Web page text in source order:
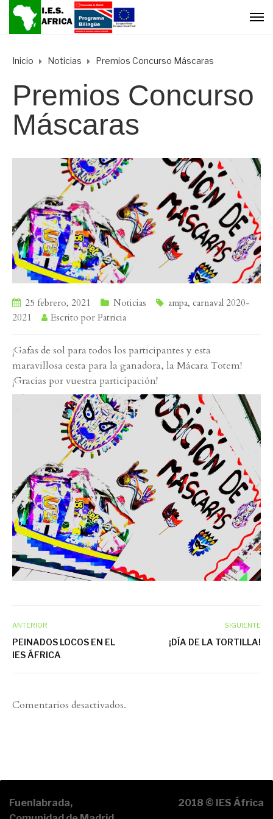
Inicio Noticias Premios Concurso Máscaras
Premios Concurso
Máscaras
25 febrero, 2021 Noticias ampa, carnaval 2020-
2021
Escrito por Patricia
¡Gafas de sol para todos los participantes y esta
maravillosa cesta para la ganadora, la Mácara Totem!
¡Gracias por vuestra participación!
ANTERIOR
PEINADOS LOCOS EN EL
IES ÁFRICA
SIGUIENTE
¡DÍA DE LA TORTILLA!
Comentarios desactivados.
Fuenlabrada,
2018 © IES África